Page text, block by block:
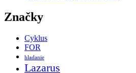
Značky
Cyklus
FOR
hladanie
Lazarus